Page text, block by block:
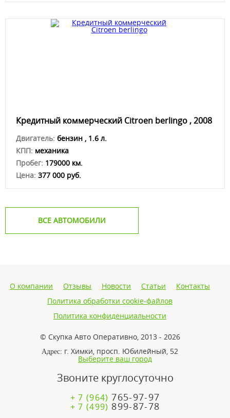
Кредитный коммерческий Сitroen berlingo , 2008
Двигатель: бензин , 1.6 л.
КПП: механика
Пробег: 179000 км.
Цена: 377 000 руб.
ВСЕ АВТОМОБИЛИ
О компании Отзывы Новости Статьи
Контакты
Политика обработки cookie-файлов
Политика конфиденциальности
© Скупка Авто Оперативно, 2013 - 2026
Адрес: г. Химки, просп. Юбилейный, 52
Выберите ваш город
Звоните круглосуточно
+ 7 (964)765-97-97
+ 7 (499) 899-87-78